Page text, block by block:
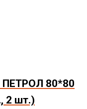
80*80
2 шт.)